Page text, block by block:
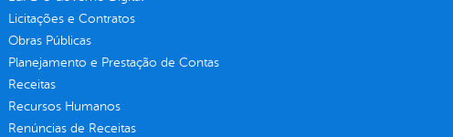
Licitações e Contratos
Obras Públicas
Planejamento e Prestação de Contas
Receitas
Recursos Humanos
Renúncias de Receitas